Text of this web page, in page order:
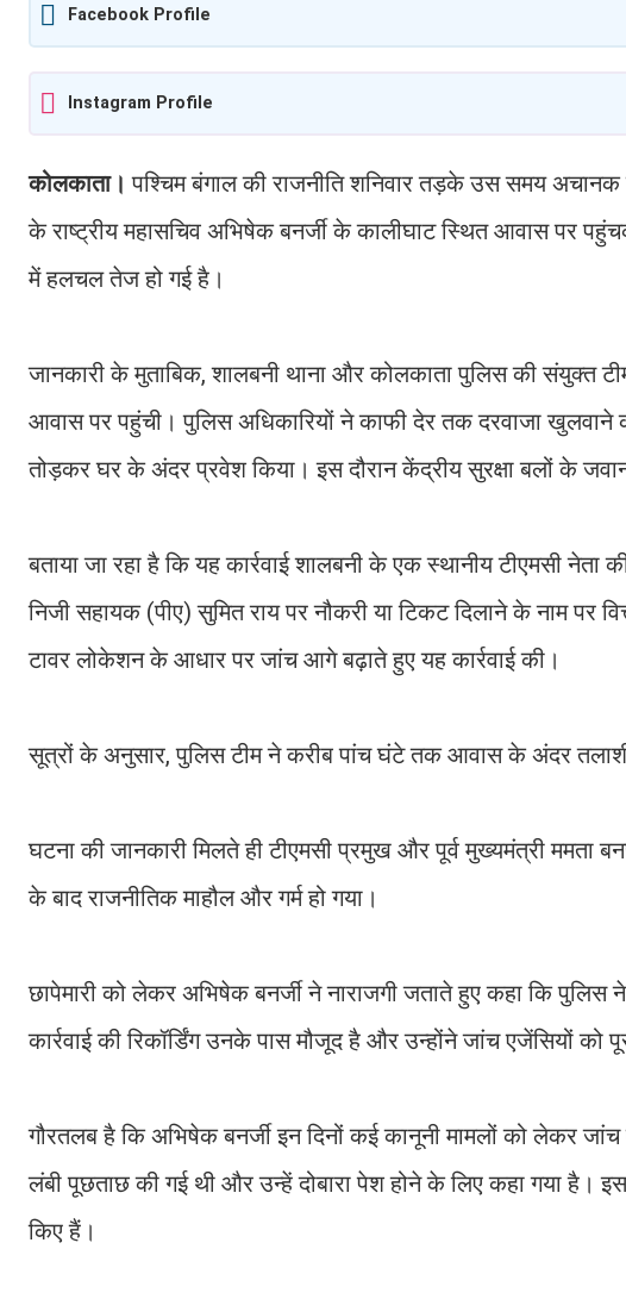
Facebook Profile
Instagram Profile
कोलकाता।पश्चिम बंगाल की राजनीति शनिवार तड़के उस समय
के राष्ट्रीय महासचिव अभिषेक बनर्जी के कालीघाट स्थित आवास पर
में हलचल तेज हो गई है।
जानकारी के मुताबिक, शालबनी थाना और कोलकाता पुलिस की संयुक्त
आवास पर पहुंची। पुलिस अधिकारियों ने काफी देर तक दरवाजा खुलवाने
तोड़कर घर के अंदर प्रवेश किया। इस दौरान केंद्रीय सुरक्षा बलों के
बताया जा रहा है कि यह कार्रवाई शालबनी के एक स्थानीय टीएमसी
निजी सहायक (पीए) सुमित राय पर नौकरी या टिकट दिलाने के नाम पर
टावर लोकेशन के आधार पर जांच आगे बढ़ाते हुए यह कार्रवाई की।
सूत्रों के अनुसार, पुलिस टीम ने करीब पांच घंटे तक आवास के अंदर
घटना की जानकारी मिलते ही टीएमसी प्रमुख और पूर्व मुख्यमंत्री
के बाद राजनीतिक माहौल और गर्म हो गया।
छापेमारी को लेकर अभिषेक बनर्जी ने नाराजगी जताते हुए कहा कि पुलिस
कार्रवाई की रिकॉर्डिंग उनके पास मौजूद है और उन्होंने जांच एजेंसियों को
गौरतलब है कि अभिषेक बनर्जी इन दिनों कई कानूनी मामलों को लेकर
लंबी पूछताछ की गई थी और उन्हें दोबारा पेश होने के लिए कहा गया है।
किए हैं।